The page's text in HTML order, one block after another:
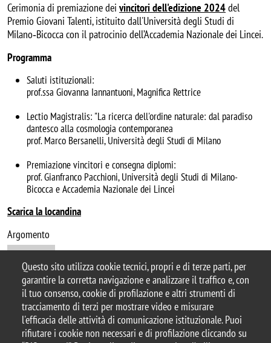
Questo sito utilizza cookie tecnici, propri e di terze parti, per
garantire la corretta navigazione e analizzare il traffico e, con
il tuo consenso, cookie di profilazione e altri strumenti di
tracciamento di terzi per mostrare video e misurare
l'efficacia delle attività di comunicazione istituzionale. Puoi
rifiutare i cookie non necessari e di profilazione cliccando su
Cerimonia di premiazione dei vincitori dell'edizione 2024del
Premio Giovani Talenti, istituito dall'Università degli Studi di
Milano‐Bicocca con il patrocinio dell’Accademia Nazionale dei Lincei.
Programma
Saluti istituzionali:
prof.ssa Giovanna Iannantuoni, Magnifica Rettrice
Lectio Magistralis: "La ricerca dell'ordine naturale: dal paradiso
dantesco alla cosmologia contemporanea
prof. Marco Bersanelli, Università degli Studi di Milano
Premiazione vincitori e consegna diplomi:
prof. Gianfranco Pacchioni, Università degli Studi di Milano-
Bicocca e Accademia Nazionale dei Lincei
Scarica la locandina
Argomento
convegno
© 2025 Università degli Studi di Milano-Bicocca
Piazza dell'Ateneo Nuovo, 1 - 20126, Milano